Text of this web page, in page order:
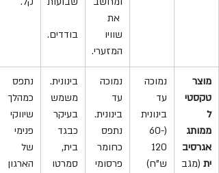
את
שוויו
המזערי.
בודדים.
מוצר
טקסטי
ל
ממותג
אגרסיב
ית (מגב
נמוכה
עד
בינונית
(60-
ש"ח)
נמוכה
עד
בינונית.
נתפס
כחומר
פרסומי
בינונית.
משמש
בעיקר
כבגד
בית,
סמרטו
נתפס
כמהלך
שיווקי
פנימי
של
הארגון